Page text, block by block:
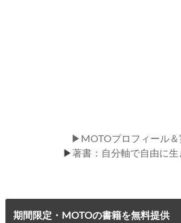
▶MOTOプロフィール＆
▶著書：自分軸で自由に生
期間限定・MOTOの書籍を無料提供